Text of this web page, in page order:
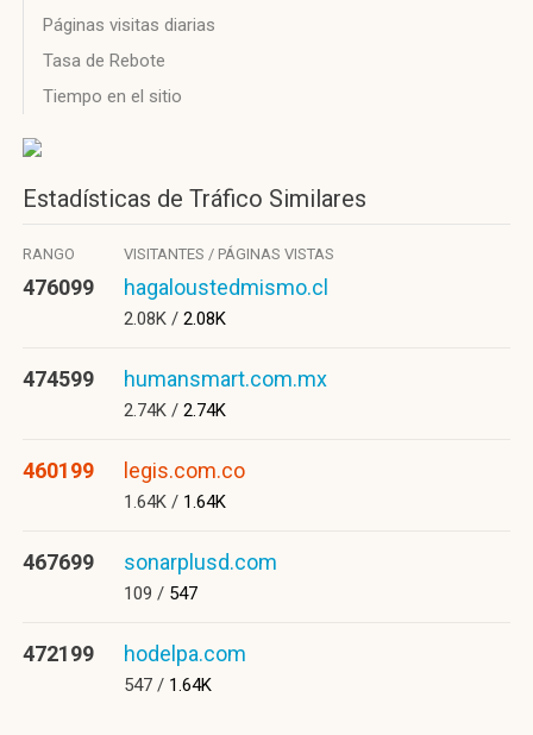
Páginas visitas diarias
Tasa de Rebote
Tiempo en el sitio
Estadísticas de Tráfico Similares
RANGO VISITANTES / PÁGINAS VISTAS
476099 hagaloustedmismo.cl
2.08K / 2.08K
474599 humansmart.com.mx
2.74K / 2.74K
460199 legis.com.co
1.64K / 1.64K
467699 sonarplusd.com
109 / 547
472199 hodelpa.com
547 / 1.64K